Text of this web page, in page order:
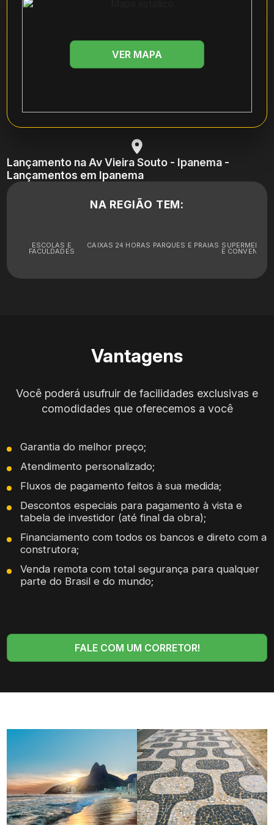
VER MAPA
Lançamento na Av Vieira Souto - Ipanema -
Lançamentos em Ipanema
NA REGIÃO TEM:
ESCOLAS E
FACULDADES
CAIXAS 24 HORAS PARQUES E PRAIAS
E
Vantagens
Você poderá usufruir de facilidades exclusivas e
comodidades que oferecemos a você
Garantia do melhor preço;
Atendimento personalizado;
Fluxos de pagamento feitos à sua medida;
Descontos especiais para pagamento à vista e
tabela de investidor (até final da obra);
Financiamento com todos os bancos e direto com a
construtora;
Venda remota com total segurança para qualquer
parte do Brasil e do mundo;
FALE COM UM CORRETOR!